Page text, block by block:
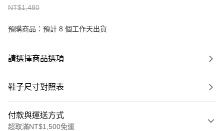
NT$1,480
預購商品：預計 8 個工作天出貨
請選擇商品選項
鞋子尺寸對照表
付款與運送方式
超取滿NT$1,500免運